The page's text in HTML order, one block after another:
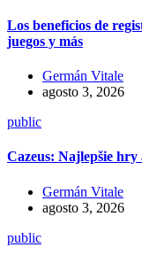
Los beneficios de
juegos y más
Germán Vitale
agosto 3, 2026
public
Cazeus: Najlepšie
Germán Vitale
agosto 3, 2026
public